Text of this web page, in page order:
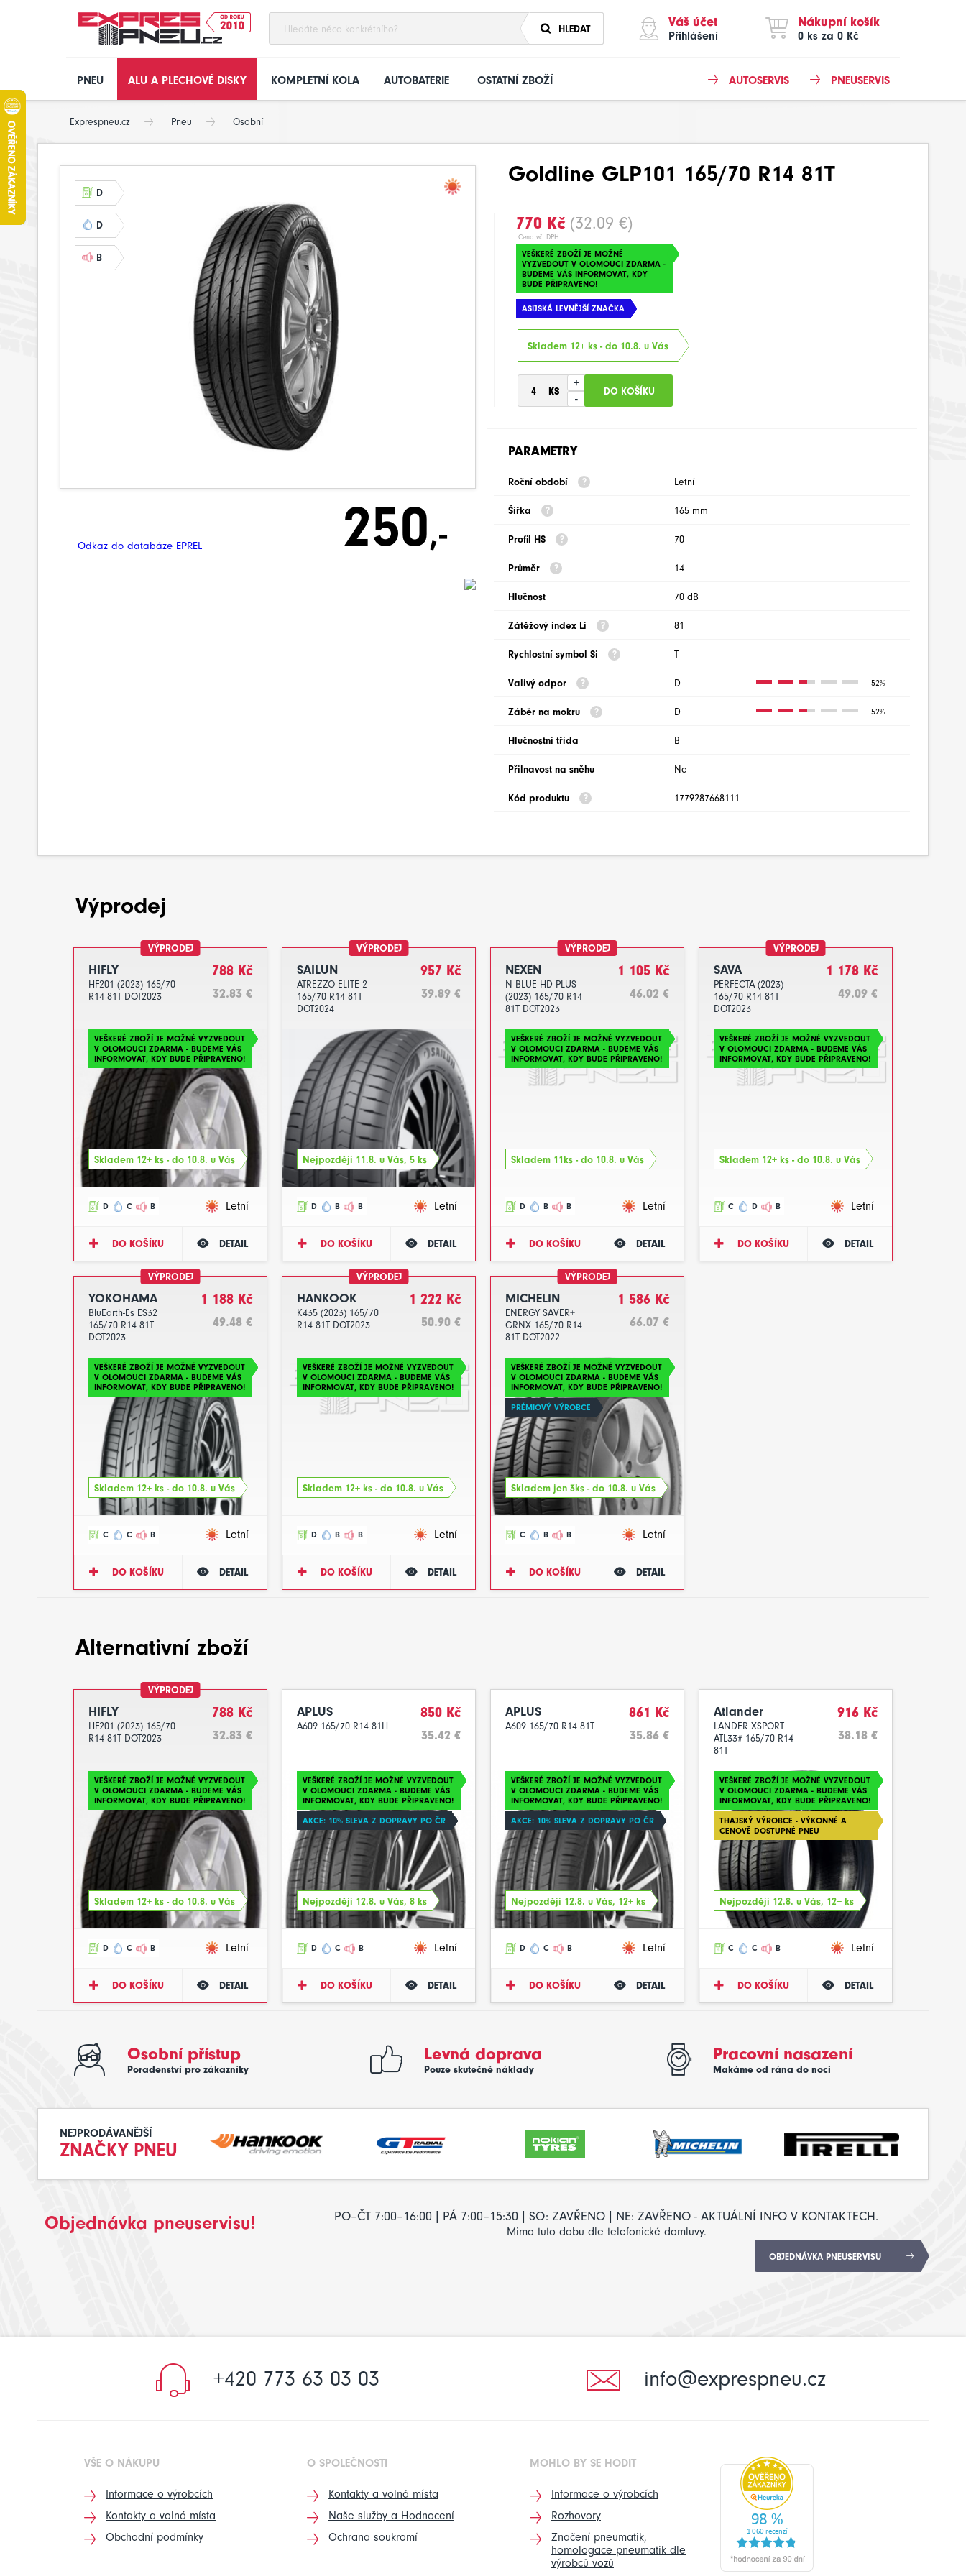
HLEDAT Váš účet
Přihlášení
Nákupní košík
0 ks za 0 Kč
PNEU ALU A PLECHOVÉ DISKY KOMPLETNÍ KOLA AUTOBATERIE OSTATNÍ ZBOŽÍ PNEUSERVIS
AUTOSERVIS
Exprespneu.cz Pneu Osobní
D
D
B
Odkaz do databáze EPREL 250,-
Goldline GLP101 165/70 R14 81T
770 Kč (32.09 €)
Cena vč. DPH
VEŠKERÉ ZBOŽÍ JE MOŽNÉ
VYZVEDOUT V OLOMOUCI ZDARMA -
BUDEME VÁS INFORMOVAT, KDY
BUDE PŘIPRAVENO!
ASIJSKÁ LEVNĚJŠÍ ZNAČKA
Skladem 12+ ks - do 10.8. u Vás
+
-
PARAMETRY
Roční období Letní
Šířka 165 mm
Profil HS 70
Průměr 14
Hlučnost 70 dB
Zátěžový index Li 81
Rychlostní symbol Si T
Valivý odpor D 52%
Záběr na mokru D 52%
Hlučnostní třída B
Přilnavost na sněhu Ne
Kód produktu 1779287668111
Výprodej
VÝPRODEJ
HIFLY
HF201 (2023) 165/70
R14 81T DOT2023
788 Kč
32.83 €
VEŠKERÉ ZBOŽÍ JE MOŽNÉ VYZVEDOUT
V OLOMOUCI ZDARMA - BUDEME VÁS
INFORMOVAT, KDY BUDE PŘIPRAVENO!
Skladem 12+ ks - do 10.8. u Vás
D C B Letní
DO KOŠÍKU DETAIL
VÝPRODEJ
SAILUN
ATREZZO ELITE 2
165/70 R14 81T
DOT2024
957 Kč
39.89 €
Nejpozději 11.8. u Vás, 5 ks
D B B Letní
DO KOŠÍKU DETAIL
VÝPRODEJ
NEXEN
N BLUE HD PLUS
(2023) 165/70 R14
81T DOT2023
1 105 Kč
46.02 €
VEŠKERÉ ZBOŽÍ JE MOŽNÉ VYZVEDOUT
V OLOMOUCI ZDARMA - BUDEME VÁS
INFORMOVAT, KDY BUDE PŘIPRAVENO!
Skladem 11ks - do 10.8. u Vás
D B B Letní
DO KOŠÍKU DETAIL
VÝPRODEJ
SAVA
PERFECTA (2023)
165/70 R14 81T
DOT2023
1 178 Kč
49.09 €
VEŠKERÉ ZBOŽÍ JE MOŽNÉ VYZVEDOUT
V OLOMOUCI ZDARMA - BUDEME VÁS
INFORMOVAT, KDY BUDE PŘIPRAVENO!
Skladem 12+ ks - do 10.8. u Vás
C D B Letní
DO KOŠÍKU DETAIL
VÝPRODEJ
YOKOHAMA
BluEarth-Es ES32
165/70 R14 81T
DOT2023
1 188 Kč
49.48 €
VEŠKERÉ ZBOŽÍ JE MOŽNÉ VYZVEDOUT
V OLOMOUCI ZDARMA - BUDEME VÁS
INFORMOVAT, KDY BUDE PŘIPRAVENO!
Skladem 12+ ks - do 10.8. u Vás
C C B Letní
DO KOŠÍKU DETAIL
VÝPRODEJ
HANKOOK
K435 (2023) 165/70
R14 81T DOT2023
1 222 Kč
50.90 €
VEŠKERÉ ZBOŽÍ JE MOŽNÉ VYZVEDOUT
V OLOMOUCI ZDARMA - BUDEME VÁS
INFORMOVAT, KDY BUDE PŘIPRAVENO!
Skladem 12+ ks - do 10.8. u Vás
D B B Letní
DO KOŠÍKU DETAIL
VÝPRODEJ
MICHELIN
ENERGY SAVER+
GRNX 165/70 R14
81T DOT2022
1 586 Kč
66.07 €
VEŠKERÉ ZBOŽÍ JE MOŽNÉ VYZVEDOUT
V OLOMOUCI ZDARMA - BUDEME VÁS
INFORMOVAT, KDY BUDE PŘIPRAVENO!
PRÉMIOVÝ VÝROBCE
Skladem jen 3ks - do 10.8. u Vás
C B B Letní
DO KOŠÍKU DETAIL
Alternativní zboží
VÝPRODEJ
HIFLY
HF201 (2023) 165/70
R14 81T DOT2023
788 Kč
32.83 €
VEŠKERÉ ZBOŽÍ JE MOŽNÉ VYZVEDOUT
V OLOMOUCI ZDARMA - BUDEME VÁS
INFORMOVAT, KDY BUDE PŘIPRAVENO!
Skladem 12+ ks - do 10.8. u Vás
D C B Letní
DO KOŠÍKU DETAIL
APLUS
A609 165/70 R14 81H
850 Kč
35.42 €
VEŠKERÉ ZBOŽÍ JE MOŽNÉ VYZVEDOUT
V OLOMOUCI ZDARMA - BUDEME VÁS
INFORMOVAT, KDY BUDE PŘIPRAVENO!
AKCE: 10% SLEVA Z DOPRAVY PO ČR
Nejpozději 12.8. u Vás, 8 ks
D C B Letní
DO KOŠÍKU DETAIL
APLUS
A609 165/70 R14 81T
861 Kč
35.86 €
VEŠKERÉ ZBOŽÍ JE MOŽNÉ VYZVEDOUT
V OLOMOUCI ZDARMA - BUDEME VÁS
INFORMOVAT, KDY BUDE PŘIPRAVENO!
AKCE: 10% SLEVA Z DOPRAVY PO ČR
Nejpozději 12.8. u Vás, 12+ ks
D C B Letní
DO KOŠÍKU DETAIL
Atlander
LANDER XSPORT
ATL33# 165/70 R14
81T
916 Kč
38.18 €
VEŠKERÉ ZBOŽÍ JE MOŽNÉ VYZVEDOUT
V OLOMOUCI ZDARMA - BUDEME VÁS
INFORMOVAT, KDY BUDE PŘIPRAVENO!
THAJSKÝ VÝROBCE - VÝKONNÉ A
CENOVĚ DOSTUPNÉ PNEU
Nejpozději 12.8. u Vás, 12+ ks
C C B Letní
DO KOŠÍKU DETAIL
Osobní přístup
Poradenství pro zákazníky
Levná doprava
Pouze skutečné náklady
Pracovní nasazení
Makáme od rána do noci
NEJPRODÁVANĚJŠÍ
ZNAČKY PNEU
Objednávka pneuservisu! PO–ČT 7:00–16:00 | PÁ 7:00–15:30 | SO: ZAVŘENO | NE: ZAVŘENO - AKTUÁLNÍ INFO V KONTAKTECH.
Mimo tuto dobu dle telefonické domluvy.
OBJEDNÁVKA PNEUSERVISU
+420 773 63 03 03 info@exprespneu.cz
VŠE O NÁKUPU
Informace o výrobcích
Kontakty a volná místa
Obchodní podmínky
O SPOLEČNOSTI
Kontakty a volná místa
Naše služby a Hodnocení
Ochrana soukromí
MOHLO BY SE HODIT
Informace o výrobcích
Rozhovory
Značení pneumatik,
homologace pneumatik dle
výrobců vozů